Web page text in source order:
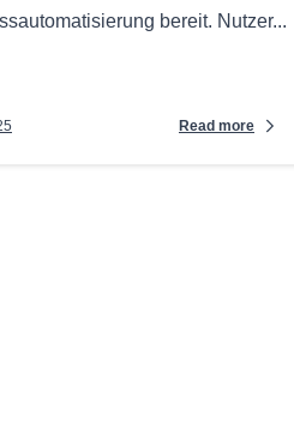
bereit. Nutzer...
Read more